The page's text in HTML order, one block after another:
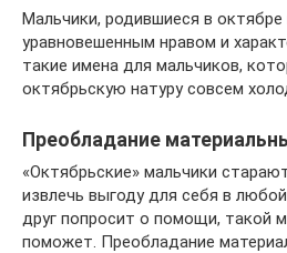
Мальчики, родившиеся в
уравновешенным нравом и
такие имена для мальчиков,
октябрьскую натуру совсем
Преобладание
«Октябрьские» мальчики
извлечь выгоду для себя в
друг попросит о помощи, такой
поможет. Преобладание